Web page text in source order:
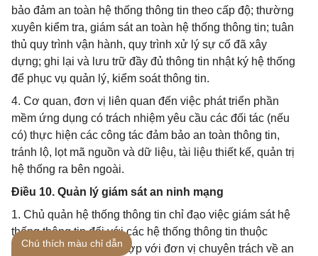
bảo đảm an toàn hệ thống thông tin theo cấp độ; thường
xuyên kiểm tra, giám sát an toàn hệ thống thông tin; tuân
thủ quy trình vận hành, quy trình xử lý sự cố đã xây
dựng; ghi lại và lưu trữ đầy đủ thông tin nhật ký hệ thống
để phục vụ quản lý, kiểm soát thông tin.
4. Cơ quan, đơn vị liên quan đến việc phát triển phần
mềm ứng dụng có trách nhiệm yêu cầu các đối tác (nếu
có) thực hiện các công tác đảm bảo an toàn thông tin,
tránh lộ, lọt mã nguồn và dữ liệu, tài liệu thiết kế, quản trị
hệ thống ra bên ngoài.
Điều 10. Quản lý giám sát an ninh mạng
1. Chủ quản hệ thống thông tin chỉ đạo việc giám sát hệ
thống thông tin đối với các hệ thống thông tin thuộc
phạm vi quản lý, phối hợp với đơn vị chuyên trách về an
Chú thích màu chỉ dẫn